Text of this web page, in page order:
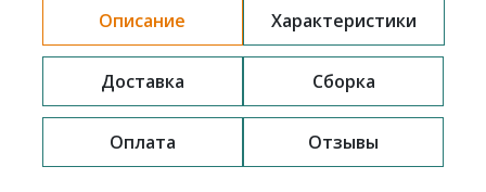
Описание Характеристики
Доставка Сборка
Оплата Отзывы